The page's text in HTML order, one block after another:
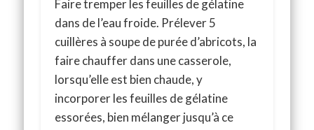
Faire tremper les feuilles de gélatine
dans de l’eau froide. Prélever 5
cuillères à soupe de purée d’abricots, la
faire chauffer dans une casserole,
lorsqu’elle est bien chaude, y
incorporer les feuilles de gélatine
essorées, bien mélanger jusqu’à ce